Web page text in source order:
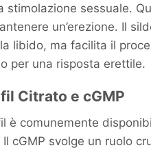
stimolazione sessuale.
un’erezione. Il
libido, ma facilita il
per una risposta erettile.
Citrato e cGMP
è comunemente
cGMP svolge un ruolo